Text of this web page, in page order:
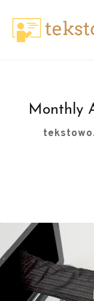
Monthly